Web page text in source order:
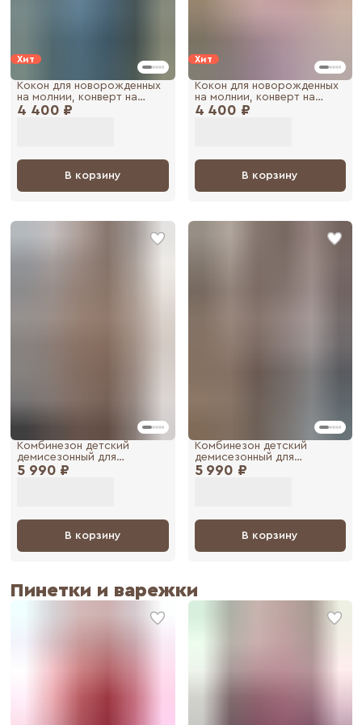
Хит
4 400 ₽
Кокон для новорожденных
на молнии, конверт на
выписку в коляску осень
В корзину
Хит
4 400 ₽
Кокон для новорожденных
на молнии, конверт на
выписку в коляску осень
В корзину
5 990 ₽
Комбинезон детский
демисезонный для
новорожденных малышей
В корзину
5 990 ₽
Комбинезон детский
демисезонный для
новорожденных малышей
В корзину
Пинетки и варежки